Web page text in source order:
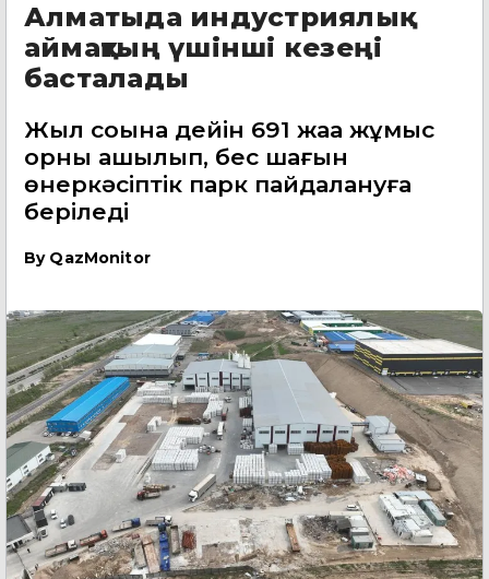
Алматыда индустриялық
аймақтың үшінші кезеңі
басталады
Жыл соңына дейін 691 жаңа жұмыс
орны ашылып, бес шағын
өнеркәсіптік парк пайдалануға
беріледі
By QazMonitor